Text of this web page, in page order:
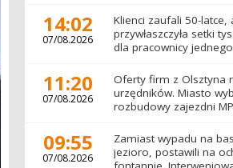
14:02
07/08.2026
Klienci zaufali 50-latce,
przywłaszczyła setki
dla pracownicy
11:20
07/08.2026
Oferty firm z Olsztyna
urzędników. Miasto
rozbudowy zajezdni
09:55
07/08.2026
Zamiast wypadu na
jezioro, postawili na